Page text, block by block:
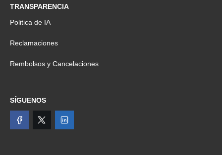
TRANSPARENCIA
Politica de IA
Reclamaciones
Rembolsos y Cancelaciones
SÍGUENOS